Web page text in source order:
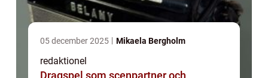
05 december 2025 Mikaela Bergholm
redaktionel
Dragspel som scenpartner och